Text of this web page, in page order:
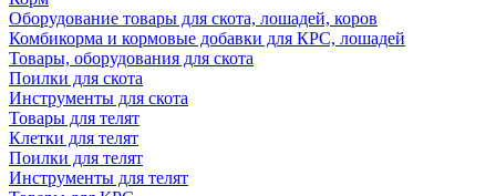
Оборудование товары для скота, лошадей, коров
Комбикорма и кормовые добавки для КРС, лошадей
Товары, оборудования для скота
Поилки для скота
Инструменты для скота
Товары для телят
Клетки для телят
Поилки для телят
Инструменты для телят